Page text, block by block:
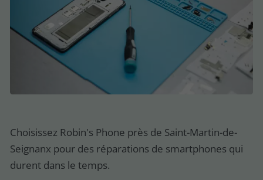
Choisissez Robin's Phone près de Saint-Martin-de-
Seignanx pour des réparations de smartphones qui
durent dans le temps.